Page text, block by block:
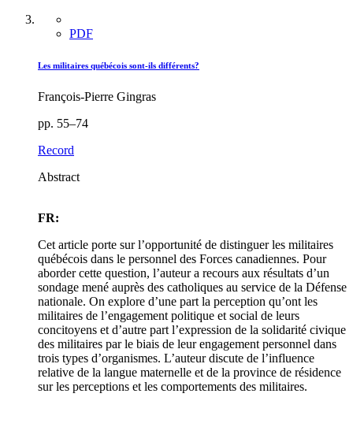
PDF
Les militaires québécois sont-ils différents?
François-Pierre Gingras
pp. 55–74
Record
Abstract
FR:
Cet article porte sur l’opportunité de distinguer les militaires
québécois dans le personnel des Forces canadiennes. Pour
aborder cette question, l’auteur a recours aux résultats d’un
sondage mené auprès des catholiques au service de la Défense
nationale. On explore d’une part la perception qu’ont les
militaires de l’engagement politique et social de leurs
concitoyens et d’autre part l’expression de la solidarité civique
des militaires par le biais de leur engagement personnel dans
trois types d’organismes. L’auteur discute de l’influence
relative de la langue maternelle et de la province de résidence
sur les perceptions et les comportements des militaires.